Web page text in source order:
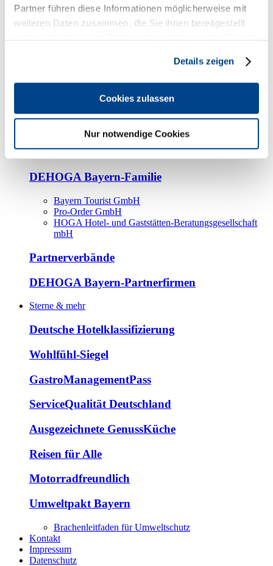
Partner führen diese Informationen möglicherweise mit
weiteren Daten zusammen, die Sie ihnen bereitgestellt
Details zeigen
Cookies zulassen
Nur notwendige Cookies
Kooperationspartner
Tourismusorganisationen
Bayern Tourismus Marketing GmbH
DEHOGA-Familie
Bundesverband
Fachverbände
DEHOGA Bayern-Familie
Bayern Tourist GmbH
Pro-Order GmbH
HOGA Hotel- und Gaststätten-Beratungsgesellschaft
mbH
Partnerverbände
DEHOGA Bayern-Partnerfirmen
Sterne & mehr
Deutsche Hotelklassifizierung
Wohlfühl-Siegel
GastroManagementPass
ServiceQualität Deutschland
Ausgezeichnete GenussKüche
Reisen für Alle
Motorradfreundlich
Umweltpakt Bayern
Brachenleitfaden für Umweltschutz
Kontakt
Impressum
Datenschutz